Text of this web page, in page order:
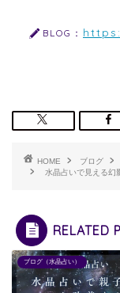
BLOG：
HOME ブログ
水晶占いで見える幻
RELATED
ブログ（水晶占い）